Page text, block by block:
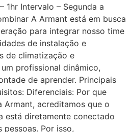
1hr Intervalo – Segunda a
A Armant está em busca
para integrar nosso time
de instalação e
de climatização e
profissional dinâmico,
de aprender. Principais
Diferenciais: Por que
Armant, acreditamos que o
está diretamente conectado
Por isso,